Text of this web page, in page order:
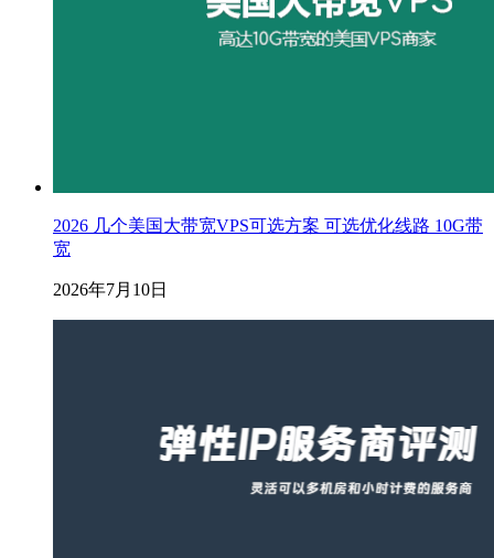
2026 几个美国大带宽VPS可选方案 可选优化线路 10G带
宽
2026年7月10日